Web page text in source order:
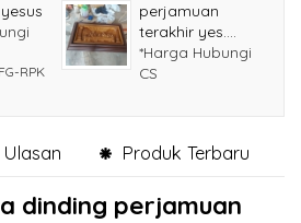
RPK
perjamuan
terakhir yes....
*Harga Hubungi
CS
Ulasan Produk Terbaru
dinding perjamuan